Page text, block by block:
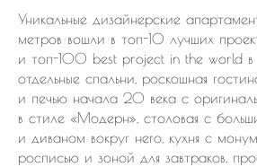
Уникальные дизайнерские
метров вошли в топ-10 лучших
и топ-100 best project in the world
отдельные спальни, роскошная
и печью начала 20 века с
в стиле «Модерн», столовая с
и диваном вокруг него, кухня с
росписью и зоной для завтраков,